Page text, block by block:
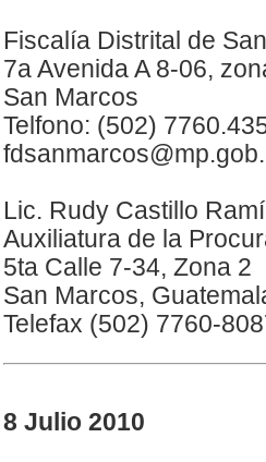
Fiscalía Distrital de
7a Avenida A 8-06,
San Marcos
Telfono: (502)
Lic. Rudy Castillo
Auxiliatura de la
5ta Calle 7-34, Zona 2
San Marcos,
Telefax (502) 7760-
8 Julio 2010